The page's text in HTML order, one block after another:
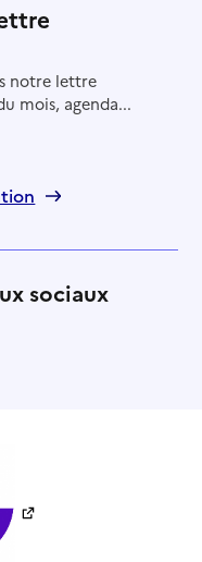
notre lettre
mois, agenda...
sociaux